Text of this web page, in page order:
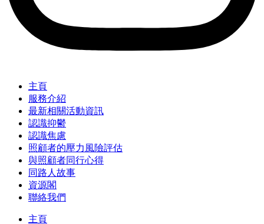
主頁
服務介紹
最新相關活動資訊
認識抑鬱
認識焦慮
照顧者的壓力風險評估
與照顧者同行心得
同路人故事
資源閣
聯絡我們
主頁